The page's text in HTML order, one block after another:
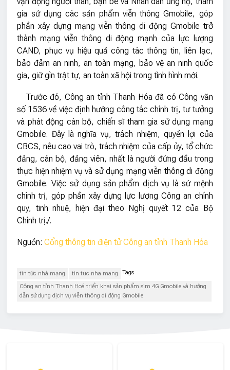
gia sử dụng các sản phẩm viễn thông Gmobile, góp
phần xây dựng mạng viễn thông di động Gmobile trở
thành mạng viễn thông di động mạnh của lực lượng
CAND, phục vụ hiệu quả công tác thông tin, liên lạc,
bảo đảm an ninh, an toàn mạng, bảo vệ an ninh quốc
gia, giữ gìn trật tự, an toàn xã hội trong tình hình mới.
Trước đó, Công an tỉnh Thanh Hóa đã có Công văn
số 1536 về việc định hướng công tác chính trị, tư tưởng
và phát động cán bộ, chiến sĩ tham gia sử dụng mạng
Gmobile. Đây là nghĩa vụ, trách nhiệm, quyền lợi của
CBCS, nêu cao vai trò, trách nhiệm của cấp ủy, tổ chức
đảng, cán bộ, đảng viên, nhất là người đứng đầu trong
thực hiện nhiệm vụ và sử dụng mạng viễn thông di động
Gmobile. Việc sử dụng sản phẩm dịch vụ là sứ mệnh
chính trị, góp phần xây dựng lực lượng Công an chính
quy, tinh nhuệ, hiện đại theo Nghị quyết 12 của Bộ
Chính trị./.
Nguồn:Cổng thông tin điện tử Công an tỉnh Thanh Hóa
Tags
tin tức nhà mạng
tin tuc nha mang
Công an tỉnh Thanh Hoá triển khai sản phẩm sim 4G Gmobile và hướng
dẫn sử dụng dịch vụ viễn thông di động Gmobile